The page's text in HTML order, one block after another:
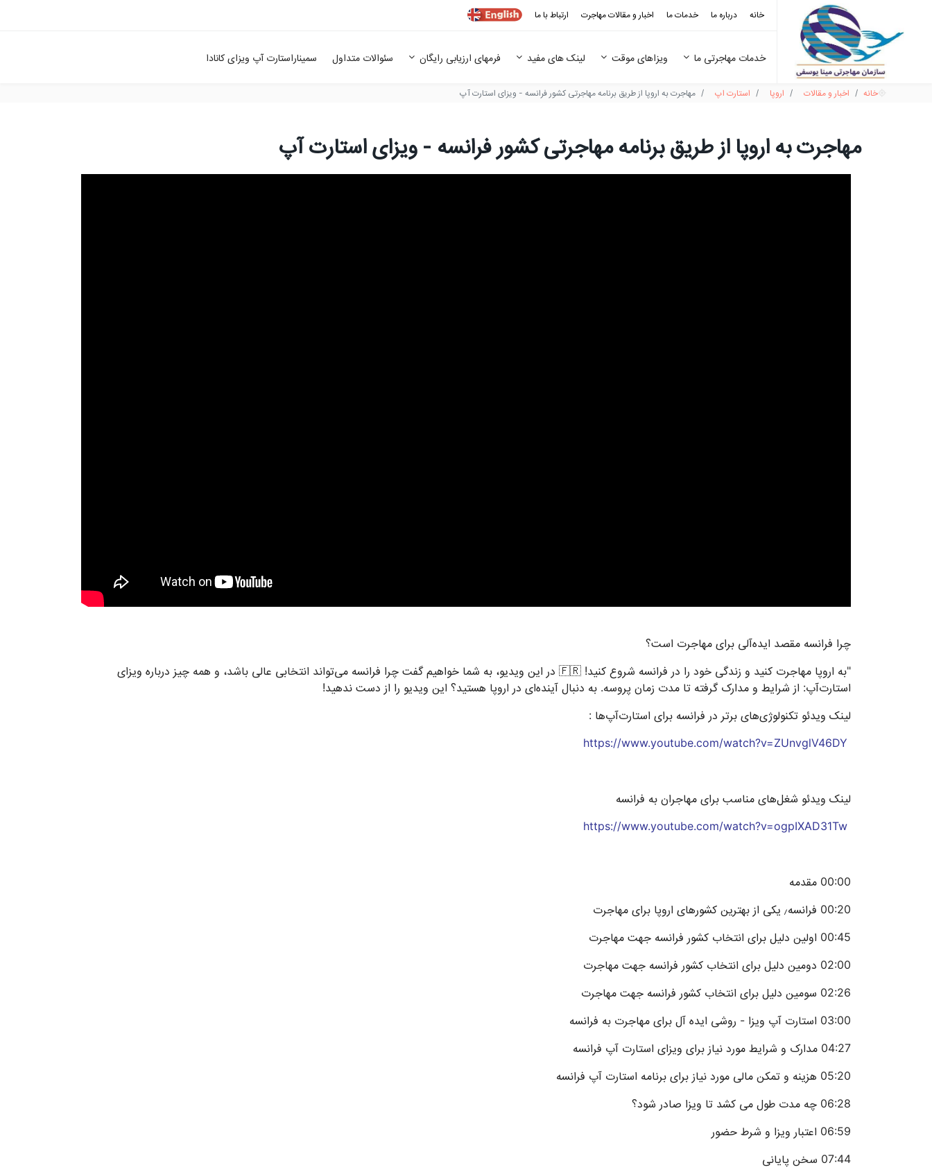
خانه درباره ما خدمات ما اخبار و مقالات مهاجرت ارتباط با ما
خدمات مهاجرتی ما ویزاهای موقت لینک های مفید فرمهای ارزیابی رایگان سئوالات متداول سمیناراستارت آپ ویزای کانادا
خانه اخبار و مقالات اروپا استارت اپ مهاجرت به اروپا از طریق برنامه مهاجرتی کشور فرانسه - ویزای استارت آپ
مهاجرت به اروپا از طریق برنامه مهاجرتی کشور فرانسه - ویزای استارت آپ
چرا فرانسه مقصد ایده‌آلی برای مهاجرت است؟
"به اروپا مهاجرت کنید و زندگی خود را در فرانسه شروع کنید! 🇫🇷 در این ویدیو، به شما خواهیم گفت چرا فرانسه می‌تواند انتخابی عالی باشد، و همه چیز درباره ویزای
استارت‌آپ: از شرایط و مدارک گرفته تا مدت زمان پروسه. به دنبال آینده‌ای در اروپا هستید؟ این ویدیو را از دست ندهید!
لینک ویدئو تکنولوژی‌های برتر در فرانسه برای استارت‌آپ‌ها :
https://www.youtube.com/watch?v=ZUnvglV46DY
لینک ویدئو شغل‌های مناسب برای مهاجران به فرانسه
https://www.youtube.com/watch?v=ogpIXAD31Tw
00:00 مقدمه
00:20 فرانسه٫ یکی از بهترین کشورهای اروپا برای مهاجرت
00:45 اولین دلیل برای انتخاب کشور فرانسه جهت مهاجرت
02:00 دومین دلیل برای انتخاب کشور فرانسه جهت مهاجرت
02:26 سومین دلیل برای انتخاب کشور فرانسه جهت مهاجرت
03:00 استارت آپ ویزا - روشی ایده آل برای مهاجرت به فرانسه
04:27 مدارک و شرایط مورد نیاز برای ویزای استارت آپ فرانسه
05:20 هزینه و تمکن مالی مورد نیاز برای برنامه استارت آپ فرانسه
06:28 چه مدت طول می کشد تا ویزا صادر شود؟
06:59 اعتبار ویزا و شرط حضور
07:44 سخن پایانی